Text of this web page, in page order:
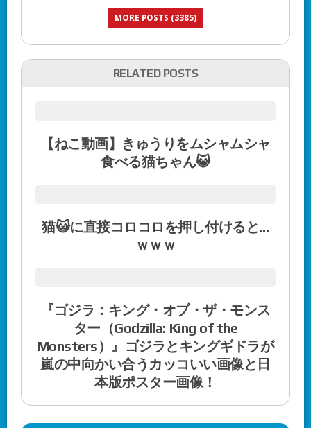
MORE POSTS (3385)
RELATED POSTS
【ねこ動画】きゅうりをムシャムシャ
食べる猫ちゃん😺
猫😺に直接コロコロを押し付けると…
ｗｗｗ
『ゴジラ：キング・オブ・ザ・モンス
ター（Godzilla: King of the
Monsters）』ゴジラとキングギドラが
嵐の中向かい合うカッコいい画像と日
本版ポスター画像！